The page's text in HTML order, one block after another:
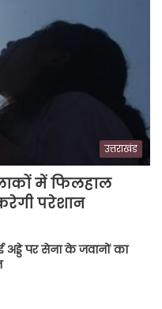
उत्तराखंड
में फिलहाल
परेशान
अड्डे पर सेना के जवानों का